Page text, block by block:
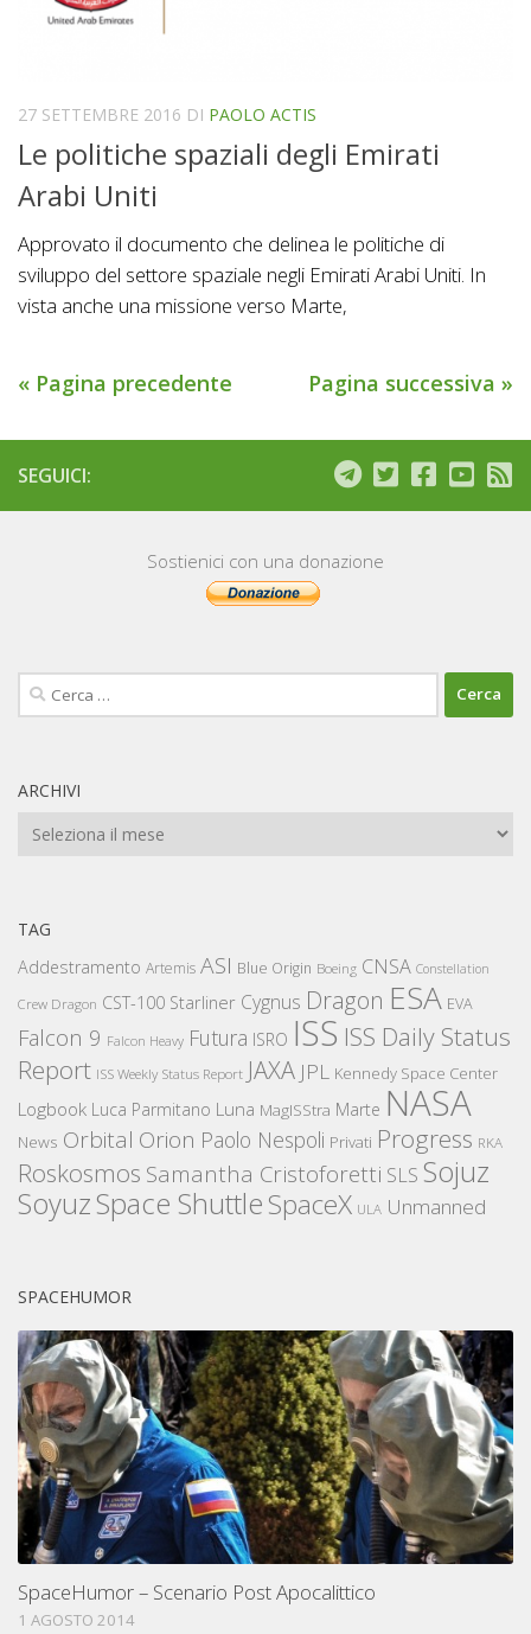
27 SETTEMBRE 2016 DI PAOLO ACTIS
Le politiche spaziali degli Emirati
Arabi Uniti
Approvato il documento che delinea le politiche di
sviluppo del settore spaziale negli Emirati Arabi Uniti. In
vista anche una missione verso Marte,
« Pagina precedente Pagina successiva »
SEGUICI:
Sostienici con una donazione
Ricerca
per:
ARCHIVI
Archivi
TAG
Addestramento Artemis ASI Blue Origin Boeing CNSA Constellation
Crew Dragon CST-100 Starliner Cygnus Dragon ESA EVA
Falcon 9 Falcon Heavy Futura ISRO ISS ISS Daily Status
Report ISS Weekly Status Report JAXA JPL Kennedy Space Center
Logbook Luca Parmitano Luna MagISStra Marte NASA
News Orbital Orion Paolo Nespoli Privati Progress RKA
Roskosmos Samantha Cristoforetti SLS Sojuz
SoyuzSpace ShuttleSpaceX ULA Unmanned
SPACEHUMOR
SpaceHumor – Scenario Post Apocalittico
1 AGOSTO 2014